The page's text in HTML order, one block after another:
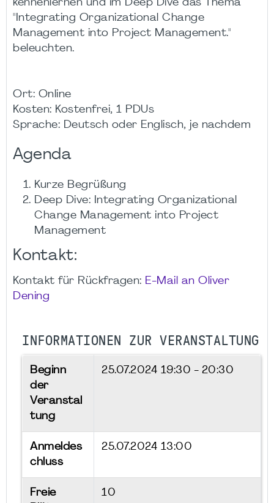
kennenlernen und im Deep Dive das Thema
"Integrating Organizational Change
Management into Project Management."
beleuchten.
Ort: Online
Kosten: Kostenfrei, 1 PDUs
Sprache: Deutsch oder Englisch, je nachdem
Agenda
Kurze Begrüßung
Deep Dive: Integrating Organizational
Change Management into Project
Management
Kontakt:
Kontakt für Rückfragen: E-Mail an Oliver
Dening
INFORMATIONEN ZUR VERANSTALTUNG
Beginn
der
Veranstal
tung
25.07.2024 19:30 - 20:30
Anmeldes
chluss
25.07.2024 13:00
Freie
10